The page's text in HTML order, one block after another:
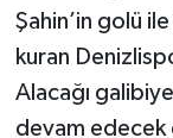
Şahin’in golü
kuran
Alacağı
devam edecek